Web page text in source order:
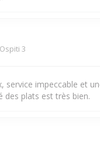
3
service impeccable et
des plats est très bien.